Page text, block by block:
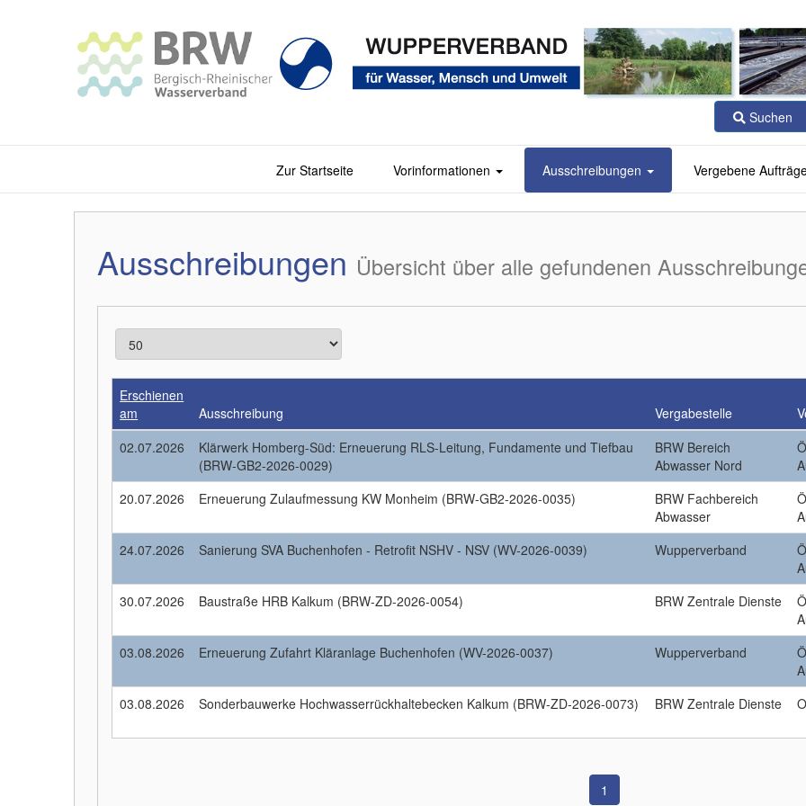
Suchen
Zur Startseite Vorinformationen Ausschreibungen Vergebene
Ausschreibungen Übersicht über alle gefundenen
Erschienen
am
Ausschreibung Vergabestelle
02.07.2026
Klärwerk Homberg-Süd: Erneuerung RLS-Leitung, Fundamente und Tiefbau
(BRW-GB2-2026-0029)
BRW Bereich
Abwasser Nord
20.07.2026
Erneuerung Zulaufmessung KW Monheim (BRW-GB2-2026-0035)
BRW Fachbereich
Abwasser
24.07.2026
Sanierung SVA Buchenhofen - Retrofit NSHV - NSV (WV-2026-0039) Wupperverband
30.07.2026
Baustraße HRB Kalkum (BRW-ZD-2026-0054) BRW Zentrale Dienste
03.08.2026
Erneuerung Zufahrt Kläranlage Buchenhofen (WV-2026-0037) Wupperverband
03.08.2026
Sonderbauwerke Hochwasserrückhaltebecken Kalkum (BRW-ZD-2026-0073) BRW Zentrale Dienste
1